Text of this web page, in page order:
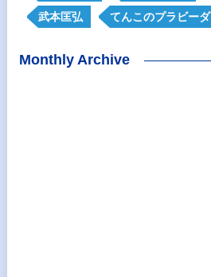
武本匡弘 てんこのプラビーダ
Monthly Archive